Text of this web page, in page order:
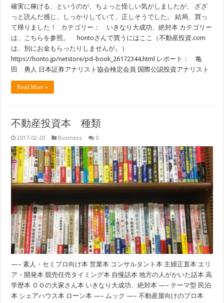
確実に稼げる、というのが、ちょっと怪しい気がしましたが、 ざざ
っと読んだ感じ、しっかりしていて、正しそうでした。 結局、買っ
て帰りました！ カテゴリー： いきなり大成功、絶対本 カテゴリー
は、こちらを参照。 hontoさんで買うにはここ（不動産投資.com
は、別にお金もらったりしませんが。）
https://honto.jp/netstore/pd-book_26172344.html レポート： 亀
田 勇人 日本証券アナリスト協会検定会員 国際公認投資アナリスト
Read More »
不動産投資本 種類
2017-02-20 Business 0
—– 素人・セミプロ向け本 営業本 コンサルタント本 主婦正直本 エリ
ア・開発本 競売任売タイミング本 自慢話本 地方の人がかいた話本 高
学歴本 ＯＯの大家さん本 いきなり大成功、絶対本 —– テーマ型 民泊
本 シェアハウス本 ローン本 —– ムック —– 不動産屋向けのプロ本